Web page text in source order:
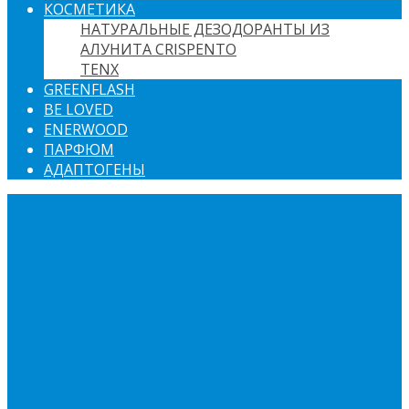
КОСМЕТИКА
НАТУРАЛЬНЫЕ ДЕЗОДОРАНТЫ ИЗ
АЛУНИТА CRISPENTO
TENX
GREENFLASH
BE LOVED
ENERWOOD
ПАРФЮМ
АДАПТОГЕНЫ